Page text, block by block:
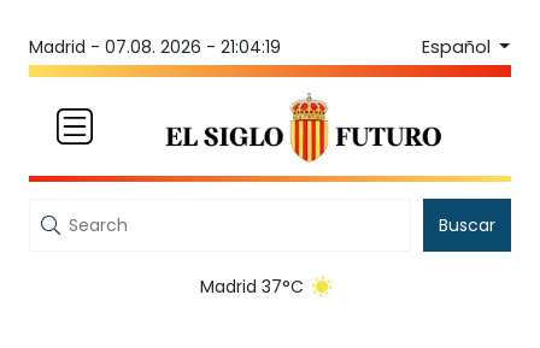
Madrid - 07.08. 2026 - 21:04:19 Español
Buscar
Madrid 37°C